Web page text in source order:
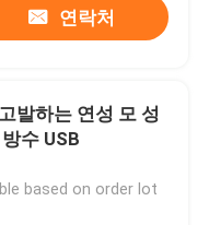
연락처
발하는 연성 모 성
수 USB
based on order lot